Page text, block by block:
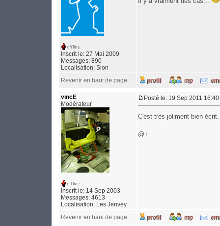
Inscrit le: 27 Mai 2009
Messages: 890
Localisation: Sion
Revenir en haut de page
vincE
Modérateur
Inscrit le: 14 Sep 2003
Messages: 4613
Localisation: Les Jenvey
Posté le: 19 Sep 2011 16:40
C'est très joliment bien
@+
Revenir en haut de page